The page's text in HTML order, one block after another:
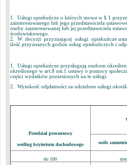
1. Usługi opiekuńcze o których mowa w § 1
zainteresowanego lub jego przedstawiciela
osoby zainteresowanej lub jej przedstawiciela
środowiskowego.
2. W decyzji przyznającej usługi opiekuńcze
ilość przyznanych godzin usług opiekuńczych i
1. Usługi opiekuńcze przysługują osobom
określonego w art.8 ust.1 ustawy o pomocy
części wydatków poniesionych na te usługi.
2. Wysokość odpłatności za udzielone usługi
Przedział procentowy
według kryterium dochodowego osób
do 100